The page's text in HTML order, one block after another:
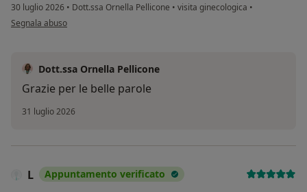
30 luglio 2026 • Dott.ssa Ornella Pellicone • visita ginecologica •
secondo l'opinione dell'utente Paola
Segnala abuso
Dott.ssa Ornella Pellicone
Grazie per le belle parole
31 luglio 2026
L Appuntamento verificato